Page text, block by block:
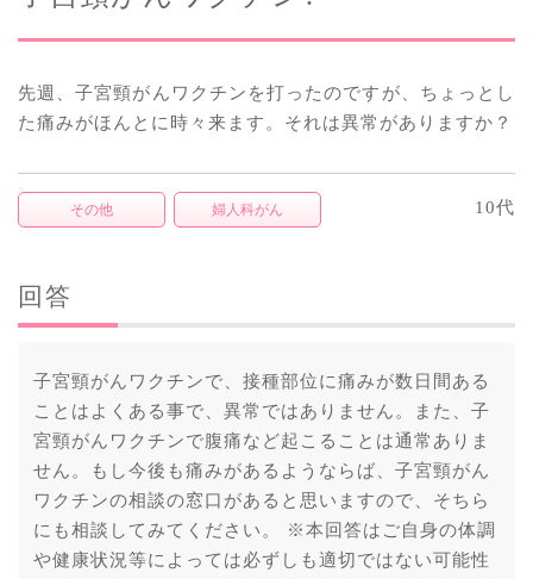
先週、子宮頸がんワクチンを打ったのですが、ちょっとし
た痛みがほんとに時々来ます。それは異常がありますか？
その他 婦人科がん 10代
回答
子宮頸がんワクチンで、接種部位に痛みが数日間ある
ことはよくある事で、異常ではありません。また、子
宮頸がんワクチンで腹痛など起こることは通常ありま
せん。もし今後も痛みがあるようならば、子宮頸がん
ワクチンの相談の窓口があると思いますので、そちら
にも相談してみてください。 ※本回答はご自身の体調
や健康状況等によっては必ずしも適切ではない可能性